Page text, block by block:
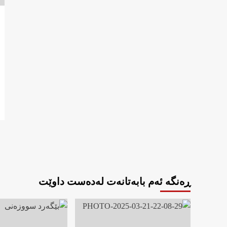
ڕەنگە ئەم بابەتانەت لەدەست داوێت